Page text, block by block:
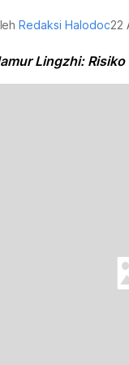
Redaksi Halodoc22
Lingzhi: